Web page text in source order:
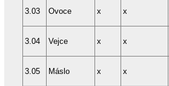
3.03 Ovoce x x
3.04 Vejce x x
3.05 Máslo x x